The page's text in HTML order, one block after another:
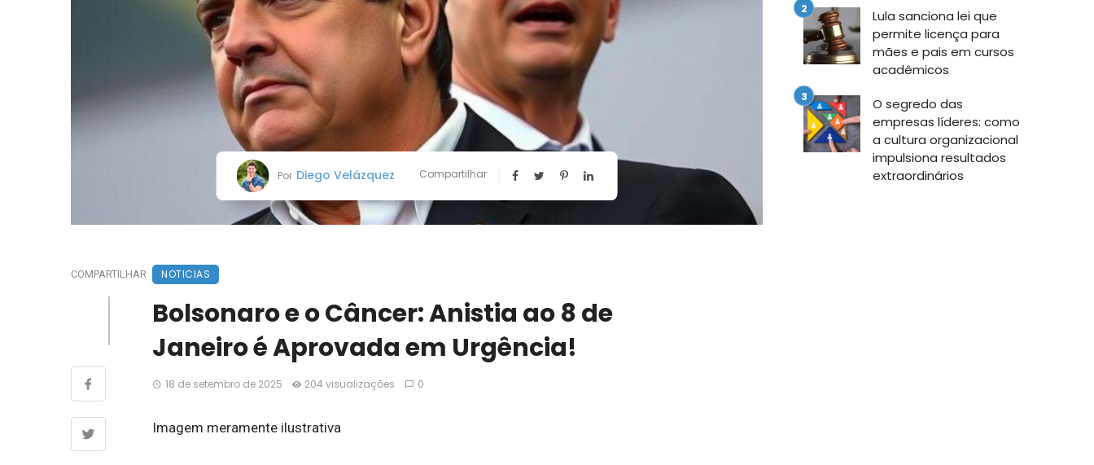
Por Diego Velázquez Compartilhar
COMPARTILHAR NOTICIAS
Bolsonaro e o Câncer: Anistia ao 8 de
Janeiro é Aprovada em Urgência!
18 de setembro de 2025 204 visualizações 0
Imagem meramente ilustrativa
Lula sanciona lei que
permite licença para
mães e pais em cursos
acadêmicos
O segredo das
empresas líderes: como
a cultura organizacional
impulsiona resultados
extraordinários